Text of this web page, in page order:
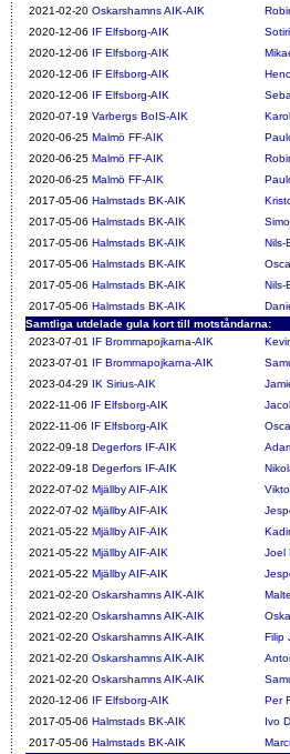
2021-02-20 Oskarshamns AIK-AIK
2020-12-06 IF Elfsborg-AIK
2020-12-06 IF Elfsborg-AIK
2020-12-06 IF Elfsborg-AIK
2020-12-06 IF Elfsborg-AIK
2020-07-19 Varbergs BoIS-AIK
2020-06-25 Malmö FF-AIK
2020-06-25 Malmö FF-AIK
2020-06-25 Malmö FF-AIK
2017-05-06 Halmstads BK-AIK
2017-05-06 Halmstads BK-AIK
2017-05-06 Halmstads BK-AIK Nils-
2017-05-06 Halmstads BK-AIK
2017-05-06 Halmstads BK-AIK Nils-
2017-05-06 Halmstads BK-AIK
Samtliga utdelade gula kort till motståndarna:
2023-07-01 IF Brommapojkarna-AIK
2023-07-01 IF Brommapojkarna-AIK
2023-04-29 IK Sirius-AIK
2022-11-06 IF Elfsborg-AIK
2022-11-06 IF Elfsborg-AIK
2022-09-18 Degerfors IF-AIK
2022-09-18 Degerfors IF-AIK
2022-07-02 Mjällby AIF-AIK
2022-07-02 Mjällby AIF-AIK
2021-05-22 Mjällby AIF-AIK
2021-05-22 Mjällby AIF-AIK Joel
2021-05-22 Mjällby AIF-AIK
2021-02-20 Oskarshamns AIK-AIK
2021-02-20 Oskarshamns AIK-AIK
2021-02-20 Oskarshamns AIK-AIK Filip
2021-02-20 Oskarshamns AIK-AIK
2021-02-20 Oskarshamns AIK-AIK
2020-12-06 IF Elfsborg-AIK Per
2017-05-06 Halmstads BK-AIK Ivo
2017-05-06 Halmstads BK-AIK